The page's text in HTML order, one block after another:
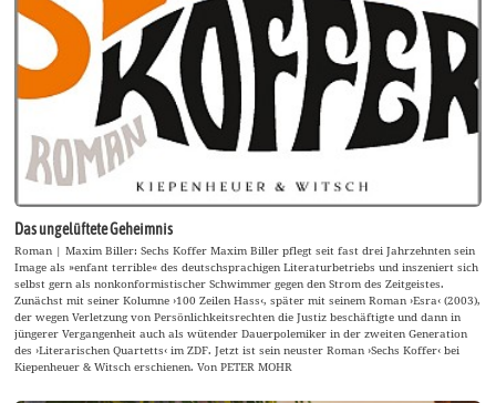
Das ungelüftete Geheimnis
Roman | Maxim Biller: Sechs Koffer Maxim Biller pflegt seit fast drei Jahrzehnten sein
Image als »enfant terrible« des deutschsprachigen Literaturbetriebs und inszeniert sich
selbst gern als nonkonformistischer Schwimmer gegen den Strom des Zeitgeistes.
Zunächst mit seiner Kolumne ›100 Zeilen Hass‹, später mit seinem Roman ›Esra‹ (2003),
der wegen Verletzung von Persönlichkeitsrechten die Justiz beschäftigte und dann in
jüngerer Vergangenheit auch als wütender Dauerpolemiker in der zweiten Generation
des ›Literarischen Quartetts‹ im ZDF. Jetzt ist sein neuster Roman ›Sechs Koffer‹ bei
Kiepenheuer & Witsch erschienen. Von PETER MOHR